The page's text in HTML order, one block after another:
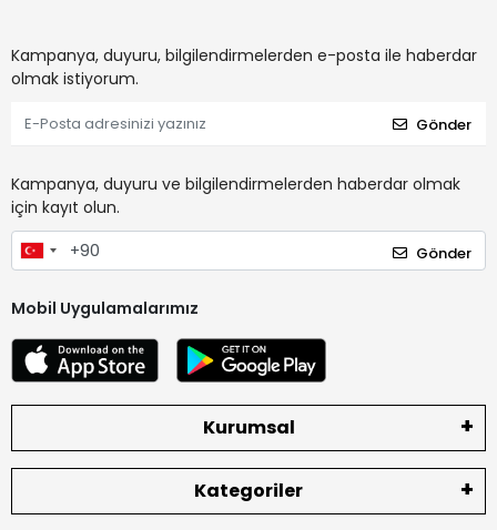
Kampanya, duyuru, bilgilendirmelerden e-posta ile haberdar
olmak istiyorum.
Gönder
Kampanya, duyuru ve bilgilendirmelerden haberdar olmak
için kayıt olun.
Gönder
Mobil Uygulamalarımız
Kurumsal
Kategoriler